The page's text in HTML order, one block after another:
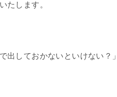
たします。
出しておかないといけない？」